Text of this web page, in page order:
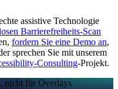
assistive Technologie
Barrierefreiheits-Scan
fordern Sie eine Demo an,
sprechen Sie mit unserem
Consulting-Projekt.
nicht für Overlays